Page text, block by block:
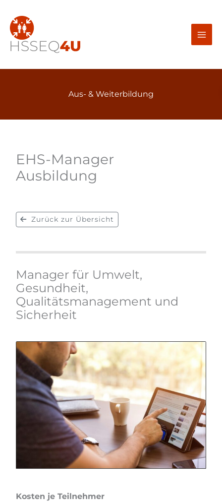
Inhalt
springen
Aus- & Weiterbildung
EHS-Manager
Ausbildung
Zurück zur Übersicht
Manager für Umwelt,
Gesundheit,
Qualitätsmanagement und
Sicherheit
Kosten je Teilnehmer